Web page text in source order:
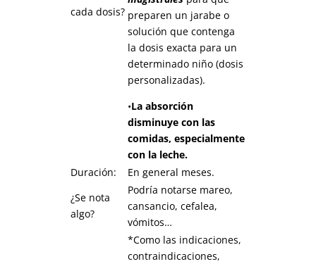
cada dosis? preparen un jarabe o
solución que contenga
la dosis exacta para un
determinado niño (dosis
personalizadas).
•La absorción
disminuye con las
comidas, especialmente
con la leche.
Duración:
En general meses.
¿Se nota
algo?
Podría notarse mareo,
cansancio, cefalea,
vómitos…
*Como las indicaciones,
contraindicaciones,